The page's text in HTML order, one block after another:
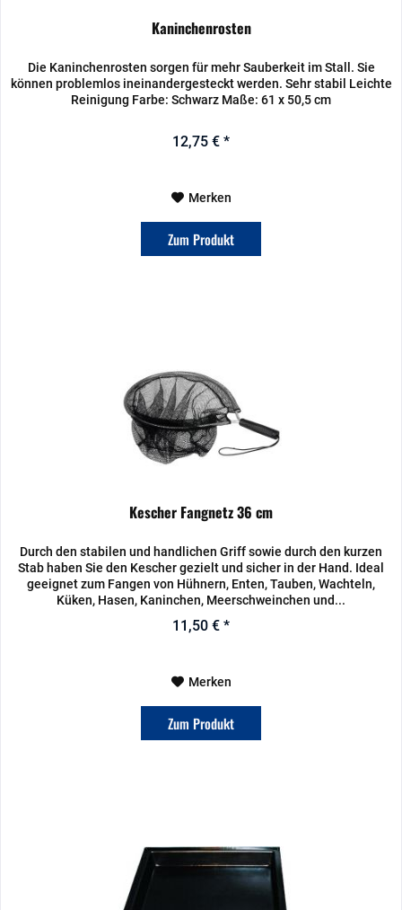
Kaninchenrosten
Die Kaninchenrosten sorgen für mehr Sauberkeit im Stall. Sie
können problemlos ineinandergesteckt werden. Sehr stabil Leichte
Reinigung Farbe: Schwarz Maße: 61 x 50,5 cm
12,75 € *
Merken
Zum Produkt
Kescher Fangnetz 36 cm
Durch den stabilen und handlichen Griff sowie durch den kurzen
Stab haben Sie den Kescher gezielt und sicher in der Hand. Ideal
geeignet zum Fangen von Hühnern, Enten, Tauben, Wachteln,
Küken, Hasen, Kaninchen, Meerschweinchen und...
11,50 € *
Merken
Zum Produkt